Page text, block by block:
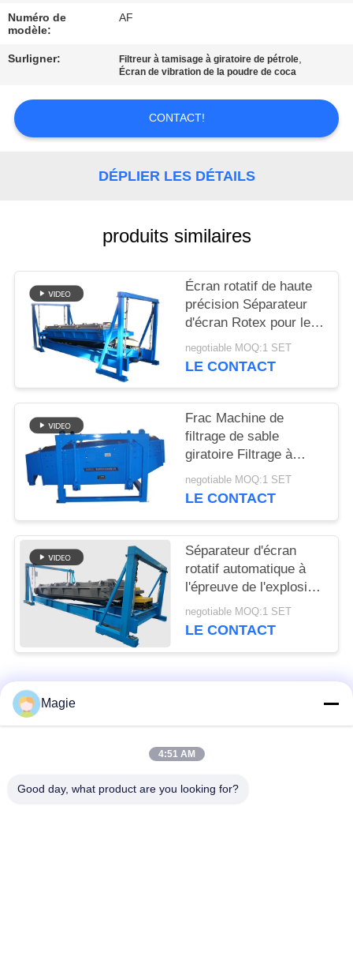
CONTRÔLE
DE
LA
NOUS
CONTACTER
UN DEVIS
PLAN
DU
SITE
PRIVACY
POLICY
Numéro de
modèle:
AF
Surligner: Filtreur à tamisage à giratoire de pétrole,
Écran de vibration de la poudre de coca
CONTACT!
DÉPLIER LES DÉTAILS
produits similaires
Écran rotatif de haute
précision Séparateur
d'écran Rotex pour le
dépistage du sable de
silice
negotiable MOQ:1 SET
LE CONTACT
Frac Machine de
filtrage de sable
giratoire Filtrage à
grande capacité de
filtrage
negotiable MOQ:1 SET
LE CONTACT
Séparateur d'écran
rotatif automatique à
l'épreuve de l'explosion
pour la poudre
métallique de silicium
negotiable MOQ:1 SET
LE CONTACT
Catégories populaires
Tamis rotatoire
Magie
4:51 AM
Good day, what product are you looking for?